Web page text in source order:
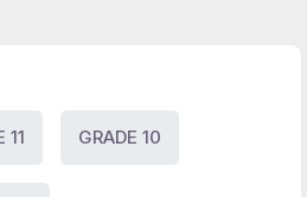
11 GRADE 10